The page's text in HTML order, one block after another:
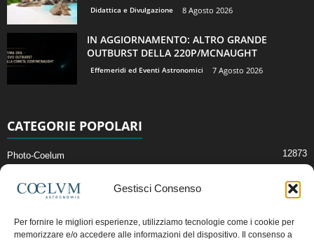
Gestisci Consenso
Per fornire le migliori esperienze, utilizziamo tecnologie come i cookie per
memorizzare e/o accedere alle informazioni del dispositivo. Il consenso a
Didattica e Divulgazione 8 Agosto 2026
IN AGGIORNAMENTO: ALTRO GRANDE
OUTBURST DELLA 220P/MCNAUGHT
Effemeridi ed Eventi Astronomici 7 Agosto 2026
CATEGORIE POPOLARI
Photo-Coelum 12873
News di Astronomia 2412
Cielo del Mese